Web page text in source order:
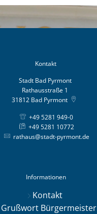
Kontakt
Stadt Bad Pyrmont
Rathausstraße 1
31812 Bad Pyrmont
+49 5281 949-0
+49 5281 10772
rathaus@stadt-pyrmont.de
Informationen
Kontakt
Grußwort Bürgermeister